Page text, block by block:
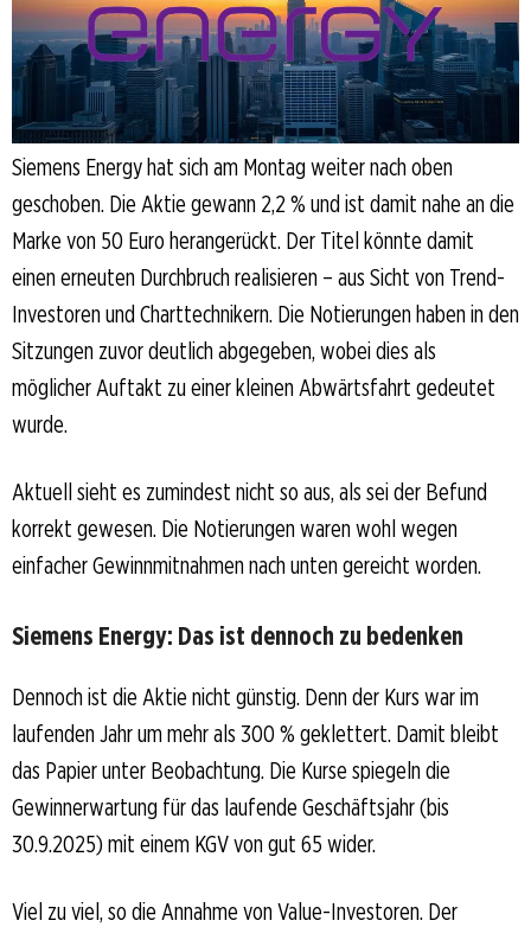
Siemens Energy hat sich am Montag weiter nach oben
geschoben. Die Aktie gewann 2,2 % und ist damit nahe an die
Marke von 50 Euro herangerückt. Der Titel könnte damit
einen erneuten Durchbruch realisieren – aus Sicht von Trend-
Investoren und Charttechnikern. Die Notierungen haben in den
Sitzungen zuvor deutlich abgegeben, wobei dies als
möglicher Auftakt zu einer kleinen Abwärtsfahrt gedeutet
wurde.
Aktuell sieht es zumindest nicht so aus, als sei der Befund
korrekt gewesen. Die Notierungen waren wohl wegen
einfacher Gewinnmitnahmen nach unten gereicht worden.
Siemens Energy: Das ist dennoch zu bedenken
Dennoch ist die Aktie nicht günstig. Denn der Kurs war im
laufenden Jahr um mehr als 300 % geklettert. Damit bleibt
das Papier unter Beobachtung. Die Kurse spiegeln die
Gewinnerwartung für das laufende Geschäftsjahr (bis
30.9.2025) mit einem KGV von gut 65 wider.
Viel zu viel, so die Annahme von Value-Investoren. Der